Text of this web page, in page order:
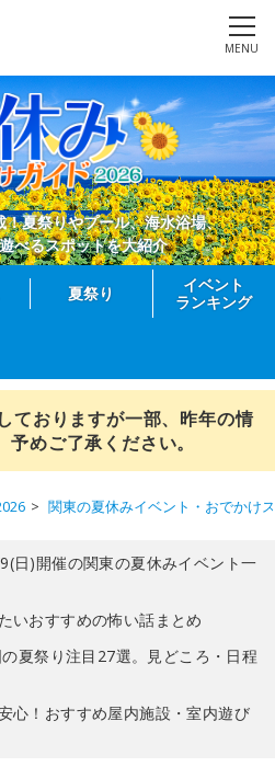
MENU
夏祭りやプール、海水浴場、
べるスポットを大紹介
夏祭り
イベント
ランキング
ておりますが一部、昨年の情
めご了承ください。
関東の夏休みイベント・おでかけ
日)開催の関東の夏休みイベント一
いおすすめの怖い話まとめ
の夏祭り注目27選。見どころ・日程
心！おすすめ屋内施設・室内遊び